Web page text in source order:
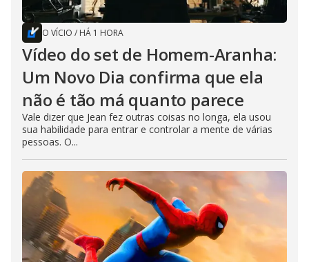
O VÍCIO / HÁ 1 HORA
Vídeo do set de Homem-Aranha:
Um Novo Dia confirma que ela
não é tão má quanto parece
Vale dizer que Jean fez outras coisas no longa, ela usou
sua habilidade para entrar e controlar a mente de várias
pessoas. O...